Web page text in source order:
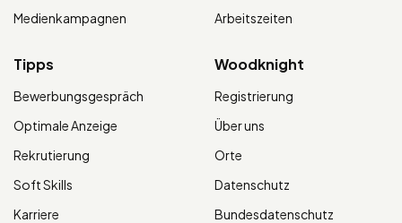
Medienkampagnen
Arbeitszeiten
Tipps
Bewerbungsgespräch
Optimale Anzeige
Rekrutierung
Soft Skills
Karriere
Woodknight
Registrierung
Über uns
Orte
Datenschutz
Bundesdatenschutz